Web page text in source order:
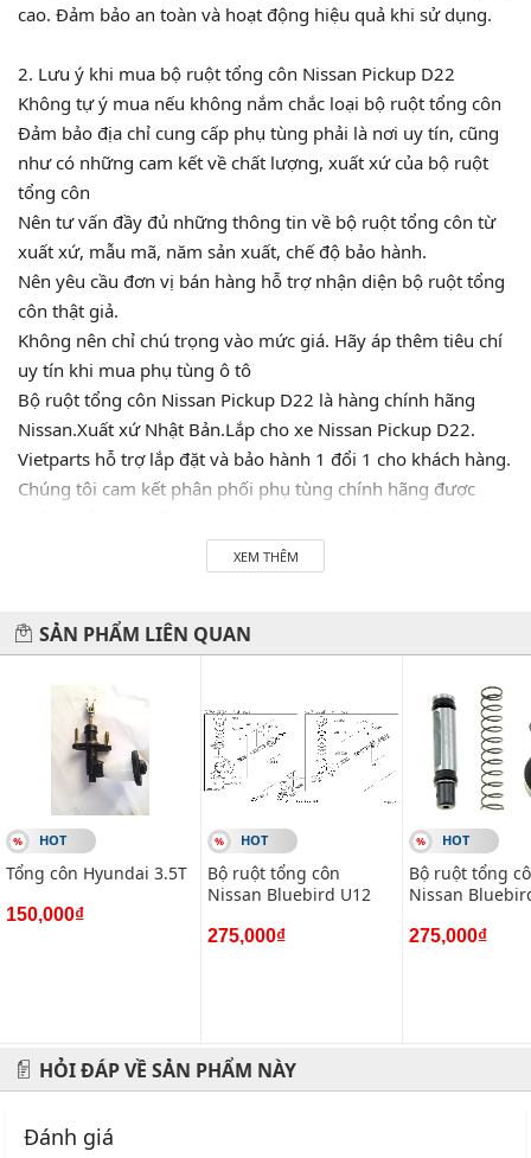
cao. Đảm bảo an toàn và hoạt động hiệu quả khi sử dụng.
2. Lưu ý khi mua bộ ruột tổng côn Nissan Pickup D22
Không tự ý mua nếu không nắm chắc loại bộ ruột tổng côn
Đảm bảo địa chỉ cung cấp phụ tùng phải là nơi uy tín, cũng
như có những cam kết về chất lượng, xuất xứ của bộ ruột
tổng côn
Nên tư vấn đầy đủ những thông tin về bộ ruột tổng côn từ
xuất xứ, mẫu mã, năm sản xuất, chế độ bảo hành.
Nên yêu cầu đơn vị bán hàng hỗ trợ nhận diện bộ ruột tổng
côn thật giả.
Không nên chỉ chú trọng vào mức giá. Hãy áp thêm tiêu chí
uy tín khi mua phụ tùng ô tô
Bộ ruột tổng côn Nissan Pickup D22 là hàng chính hãng
Nissan.Xuất xứ Nhật Bản.Lắp cho xe Nissan Pickup D22.
Vietparts hỗ trợ lắp đặt và bảo hành 1 đổi 1 cho khách hàng.
Chúng tôi cam kết phân phối phụ tùng chính hãng được
tay bên thứ hai. Hãy LH 0945333777 để được tư vấn và hỗ
trợ 24/7. Vietparts luôn luôn sẵn sàng phục vụ quý khách!
đáo nhất.
#vietparts #ascgroup #phutungotodungxuatxurochatluong
#phugiaoto #phutungoto
-------------------------------------------------------
VIETPARTS - Thương hiệu 20 năm về cung cấp phụ tùng,
phụ kiện và phụ gia xe hơi.
XEM THÊM
SẢN PHẨM LIÊN QUAN
HOT
Tổng côn Hyundai 3.5T
150,000₫
HOT
Bộ ruột tổng côn
Nissan Bluebird U12
275,000₫
HOT
Bộ ruột tổng
Nissan
275,000₫
HỎI ĐÁP VỀ SẢN PHẨM NÀY
Đánh giá